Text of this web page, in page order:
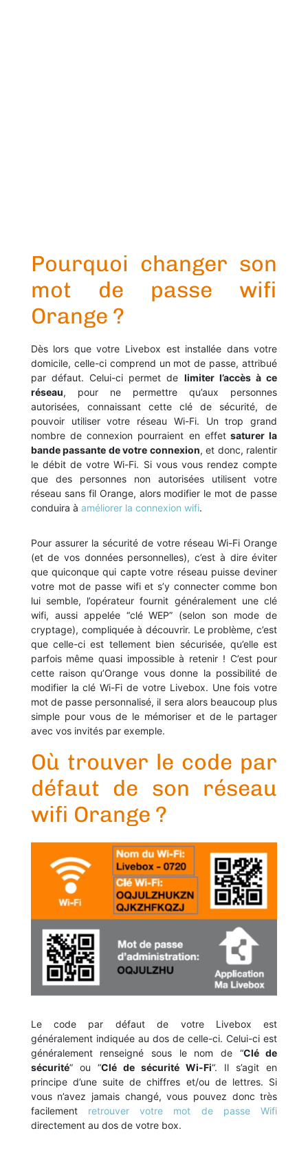
Pourquoi changer son
mot de passe wifi
Orange ?
Dès lors que votre Livebox est installée dans votre
domicile, celle-ci comprend un mot de passe, attribué
par défaut. Celui-ci permet de limiter l’accès à ce
réseau, pour ne permettre qu’aux personnes
autorisées, connaissant cette clé de sécurité, de
pouvoir utiliser votre réseau Wi-Fi. Un trop grand
nombre de connexion pourraient en effetsaturer la
bande passante de votre connexion, et donc, ralentir
le débit de votre Wi-Fi. Si vous vous rendez compte
que des personnes non autorisées utilisent votre
réseau sans fil Orange, alors modifier le mot de passe
conduira à améliorer la connexion wifi.
Pour assurer la sécurité de votre réseau Wi-Fi Orange
(et de vos données personnelles), c’est à dire éviter
que quiconque qui capte votre réseau puisse deviner
votre mot de passe wifi et s’y connecter comme bon
lui semble, l’opérateur fournit généralement une clé
wifi, aussi appelée “clé WEP” (selon son mode de
cryptage), compliquée à découvrir. Le problème, c’est
que celle-ci est tellement bien sécurisée, qu’elle est
parfois même quasi impossible à retenir ! C’est pour
cette raison qu’Orange vous donne la possibilité de
modifier la clé Wi-Fi de votre Livebox. Une fois votre
mot de passe personnalisé, il sera alors beaucoup plus
simple pour vous de le mémoriser et de le partager
avec vos invités par exemple.
Où trouver le code par
défaut de son réseau
wifi Orange ?
Le code par défaut de votre Livebox est
généralement indiquée au dos de celle-ci. Celui-ci est
généralement renseigné sous le nom de “Clé de
sécurité” ou “Clé de sécurité Wi-Fi“. Il s’agit en
principe d’une suite de chiffres et/ou de lettres. Si
vous n’avez jamais changé, vous pouvez donc très
facilement retrouver votre mot de passe Wifi
directement au dos de votre box.